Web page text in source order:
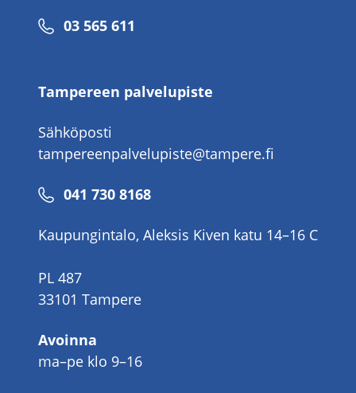
Puhelinnumero
03 565 611
Tampereen palvelupiste
Sähköposti
tampereenpalvelupiste@tampere.fi
Puhelinnumero
041 730 8168
Kaupungintalo, Aleksis Kiven katu 14–16 C
PL 487
33101 Tampere
Avoinna
ma–pe klo 9–16